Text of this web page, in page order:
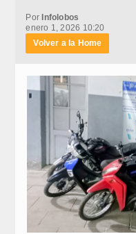
PorInfolobos
enero 1, 2026 10:20
Volver a la Home